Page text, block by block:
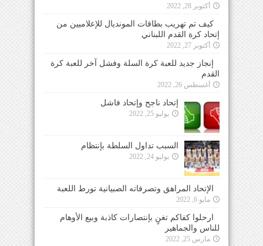
أكتوبر 28, 2022
كيف تم تهريب بطاقات المونديال للإعلاميين من
إتحاد كرة القدم اللبناني
أكتوبر 27, 2022
إنجاز جديد للعبة كرة السلة وفشل آخر للعبة كرة
القدم
أغسطس 26, 2022
إتحاد ناجح وإتحاد فاشل
يوليو 25, 2022
السبب تداول السلطة بإنتظام
يوليو 24, 2022
الإتحاد المراهق وتصرفاته الصبيانية تورط اللعبة
مايو 6, 2022
ارحلوا كفاكم تغنٍ بإنتصارات كاذبة وبيع الأوهام
للناس والجماهير
مارس 25, 2022